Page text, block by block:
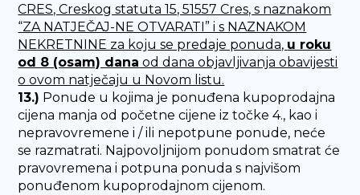
CRES, Creskog statuta 15, 51557 Cres, s naznakom
“ZA NATJEČAJ-NE OTVARATI” i s NAZNAKOM
NEKRETNINE za koju se predaje ponuda, u roku
od 8 (osam) dana od dana objavljivanja obavijesti
o ovom natječaju u Novom listu.
13.) Ponude u kojima je ponuđena kupoprodajna
cijena manja od početne cijene iz točke 4., kao i
nepravovremene i / ili nepotpune ponude, neće
se razmatrati. Najpovoljnijom ponudom smatrat će
pravovremena i potpuna ponuda s najvišom
ponuđenom kupoprodajnom cijenom.